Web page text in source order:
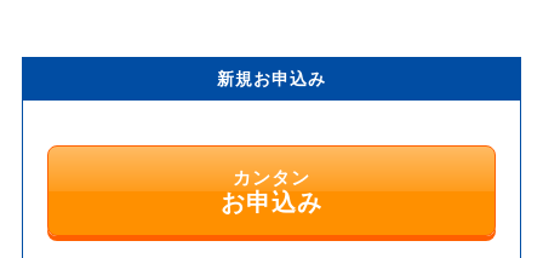
新規お申込み
カンタン
お申込み